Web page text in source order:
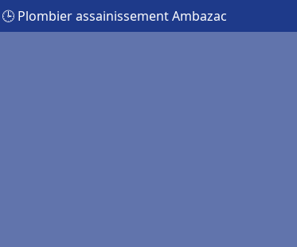
🕒 Plombier assainissement Ambazac